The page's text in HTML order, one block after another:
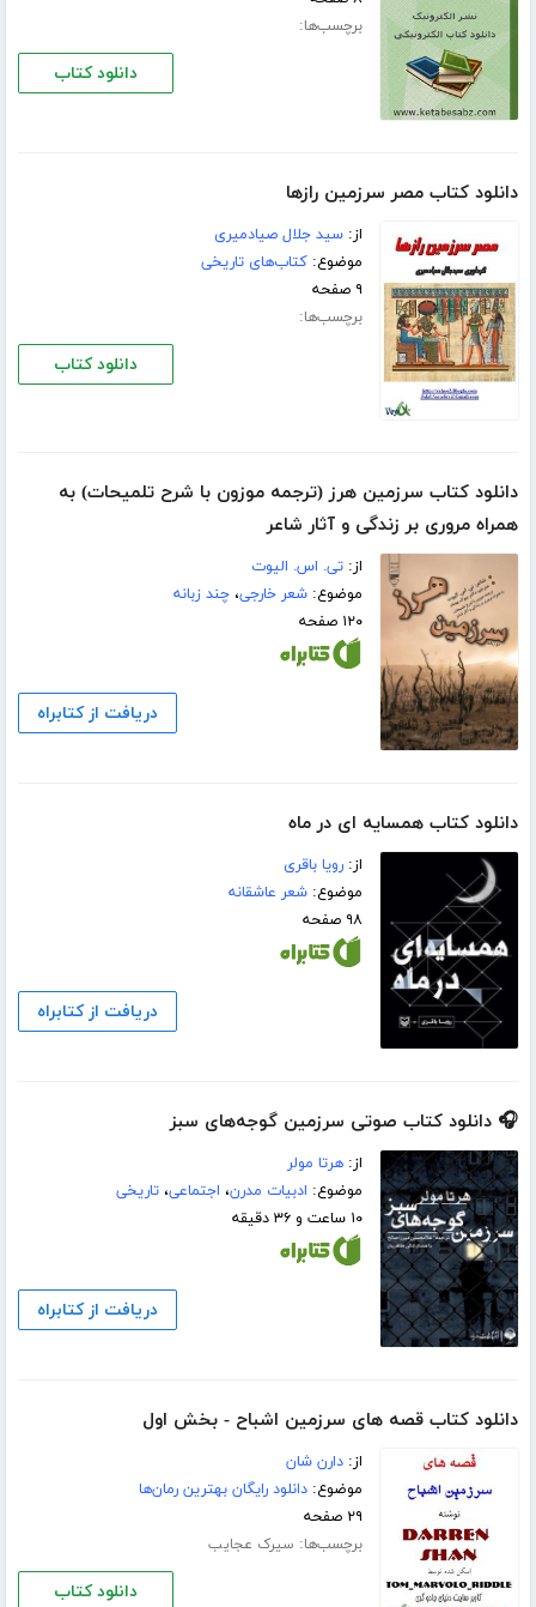
برچسب‌ها:
دانلود کتاب
دانلود کتاب مصر سرزمین رازها
از:سید جلال صیادمیری
موضوع:کتاب‌های تاریخی
۹ صفحه
برچسب‌ها:
دانلود کتاب
دانلود کتاب سرزمین هرز (ترجمه موزون با شرح تلمیحات) به
همراه مروری بر زندگی و آثار شاعر
از:تی. اس. الیوت
موضوع:شعر خارجی،چند زبانه
۱۲۰ صفحه
دریافت از کتابراه
دانلود کتاب همسایه ای در ماه
از:رویا باقری
موضوع:شعر عاشقانه
۹۸ صفحه
دریافت از کتابراه
🎧 دانلود کتاب صوتی سرزمین گوجه‌های سبز
از:هرتا مولر
موضوع: ادبیات مدرن، اجتماعی،تاریخی
۱۰ ساعت و ۳۶ دقیقه
دریافت از کتابراه
دانلود کتاب قصه های سرزمین اشباح - بخش اول
از:دارن شان
موضوع:دانلود رایگان بهترین رمان‌ها
۲۹ صفحه
برچسب‌ها: سیرک عجایب
دانلود کتاب